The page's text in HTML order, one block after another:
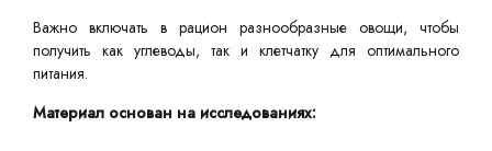
Важно включать в рацион разнообразные овощи, чтобы
получить как углеводы, так и клетчатку для оптимального
питания.
Материал основан на исследованиях: